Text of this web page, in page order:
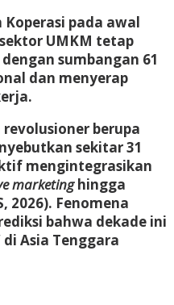
pada awal
UMKM tetap
sumbangan 61
dan menyerap
berupa
sekitar 31
mengintegrasikan
marketinghingga
2026). Fenomena
bahwa dekade ini
Asia Tenggara